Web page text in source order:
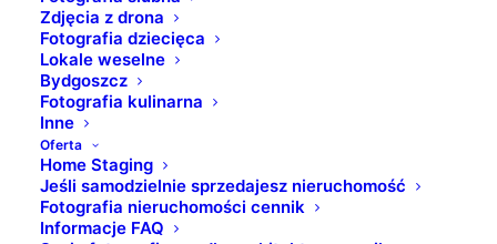
Zdjęcia z drona
Fotografia dziecięca
Lokale weselne
Bydgoszcz
Fotografia kulinarna
Inne
Oferta
Home Staging
Jeśli samodzielnie sprzedajesz nieruchomość
Fotografia nieruchomości cennik
Informacje FAQ
Strona Główna
Myślęcinek | Największy park miejski w Polsce | Zdjęcia
Bydgoszczy z drona